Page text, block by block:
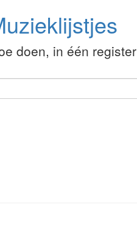
doen, in één register